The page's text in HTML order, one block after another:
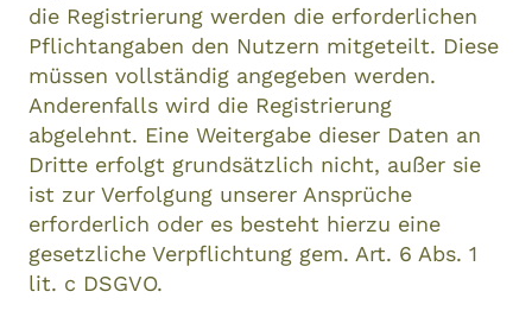
die Registrierung werden die erforderlichen
Pflichtangaben den Nutzern mitgeteilt. Diese
müssen vollständig angegeben werden.
Anderenfalls wird die Registrierung
abgelehnt. Eine Weitergabe dieser Daten an
Dritte erfolgt grundsätzlich nicht, außer sie
ist zur Verfolgung unserer Ansprüche
erforderlich oder es besteht hierzu eine
gesetzliche Verpflichtung gem. Art. 6 Abs. 1
lit. c DSGVO.